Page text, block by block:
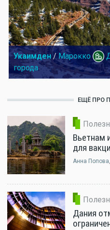
Укаимден/ Марокко
города
ЕЩЁ ПРО
Вьетнам
для
Анна Попова
Дания